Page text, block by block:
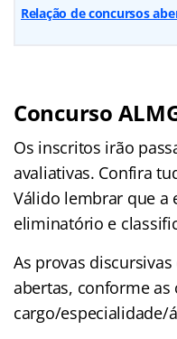
Relação de concursos
Concurso
Os inscritos irão
avaliativas. Confira
Válido lembrar que a
eliminatório e
As provas
abertas, conforme as
cargo/especialidade/